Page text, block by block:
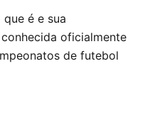
é e sua
oficialmente
de futebol